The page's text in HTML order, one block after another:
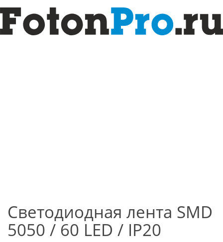
Светодиодная лента SMD
5050 / 60 LED / IP20